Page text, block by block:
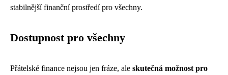
stabilnější finanční prostředí pro všechny.
Dostupnost pro všechny
Přátelské finance nejsou jen fráze, ale skutečná možnost pro